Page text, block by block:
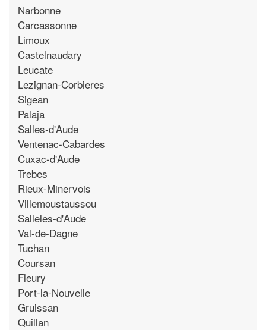
Narbonne
Carcassonne
Limoux
Castelnaudary
Leucate
Lezignan-Corbieres
Sigean
Palaja
Salles-d'Aude
Ventenac-Cabardes
Cuxac-d'Aude
Trebes
Rieux-Minervois
Villemoustaussou
Salleles-d'Aude
Val-de-Dagne
Tuchan
Coursan
Fleury
Port-la-Nouvelle
Gruissan
Quillan